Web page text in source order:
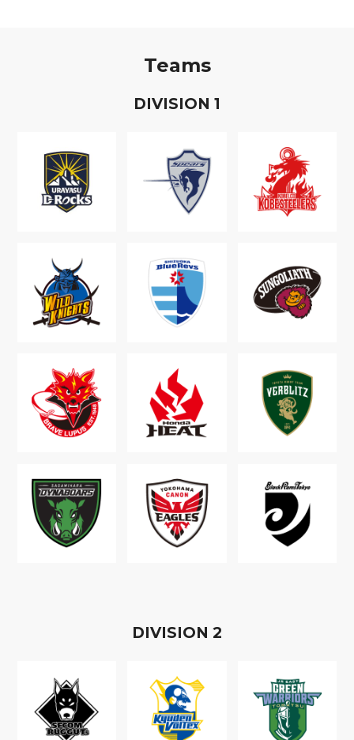
Teams
DIVISION 1
DIVISION 2